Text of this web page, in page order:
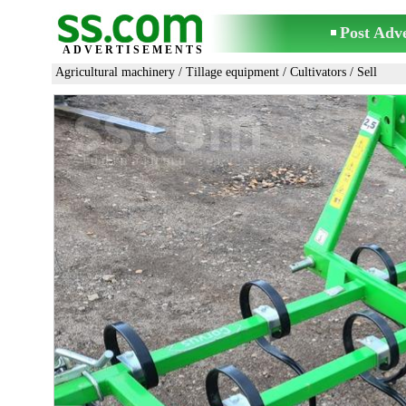
ADVERTISEMENTS
Post
Agricultural machinery / Tillage equipment / Cultivators / Sell